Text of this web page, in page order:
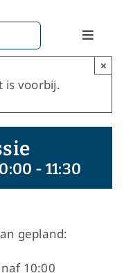
Toggle
Dit
Dit zijn
is voorbij.
×
- 11:30
gepland:
10:00